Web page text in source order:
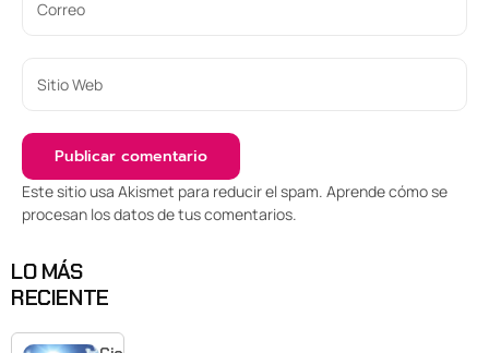
Este sitio usa Akismet para reducir el spam. Aprende cómo se
procesan los datos de tus comentarios.
LO MÁS
RECIENTE